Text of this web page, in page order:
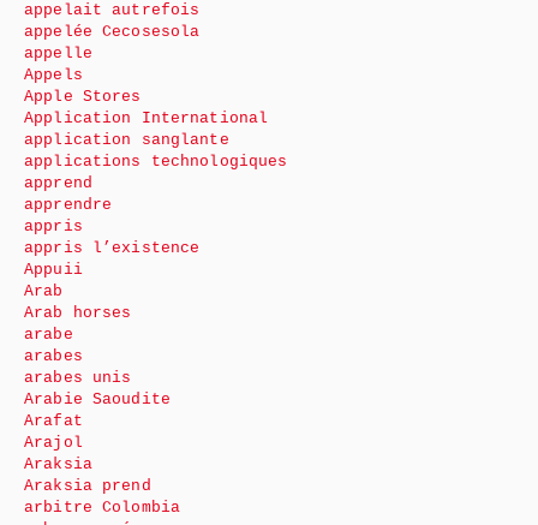
appelait autrefois
appelée Cecosesola
appelle
Appels
Apple Stores
Application International
application sanglante
applications technologiques
apprend
apprendre
appris
appris l’existence
Appuii
Arab
Arab horses
arabe
arabes
arabes unis
Arabie Saoudite
Arafat
Arajol
Araksia
Araksia prend
arbitre Colombia